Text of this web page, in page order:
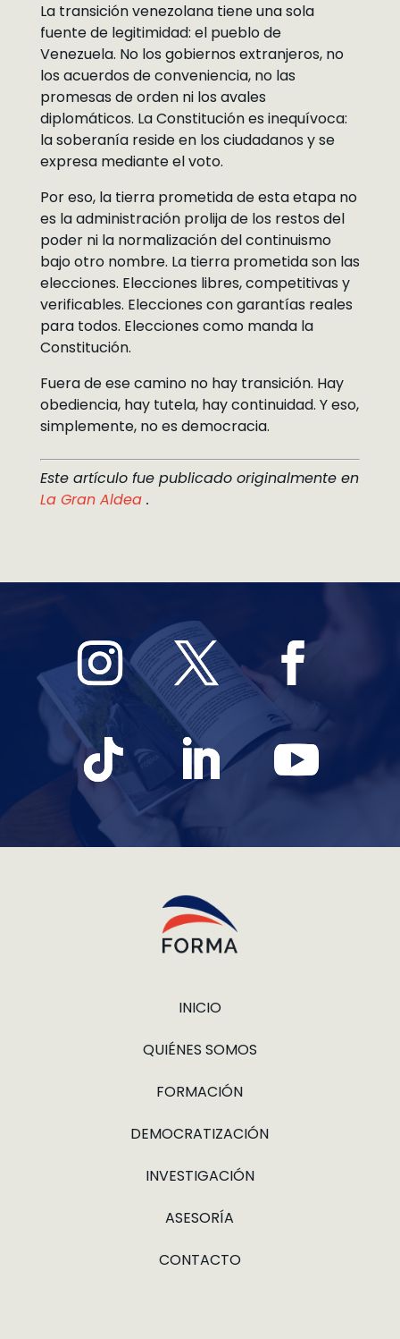
La transición venezolana tiene una sola
fuente de legitimidad: el pueblo de
Venezuela. No los gobiernos extranjeros, no
los acuerdos de conveniencia, no las
promesas de orden ni los avales
diplomáticos. La Constitución es inequívoca:
la soberanía reside en los ciudadanos y se
expresa mediante el voto.
Por eso, la tierra prometida de esta etapa no
es la administración prolija de los restos del
poder ni la normalización del continuismo
bajo otro nombre. La tierra prometida son las
elecciones. Elecciones libres, competitivas y
verificables. Elecciones con garantías reales
para todos. Elecciones como manda la
Constitución.
Fuera de ese camino no hay transición. Hay
obediencia, hay tutela, hay continuidad. Y eso,
simplemente, no es democracia.
Este artículo fue publicado originalmente en
La Gran Aldea .
INICIO
QUIÉNES SOMOS
FORMACIÓN
DEMOCRATIZACIÓN
INVESTIGACIÓN
ASESORÍA
CONTACTO